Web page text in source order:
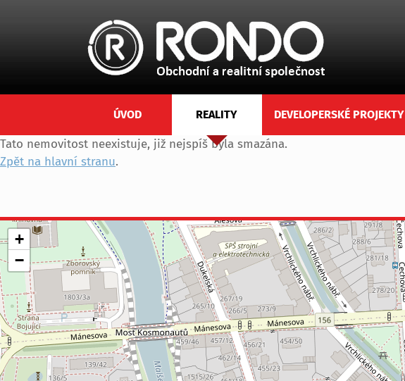
ÚVOD REALITY DEVELOPERSKÉ PROJEKTY
Tato nemovitost neexistuje, již nejspíš byla smazána.
Zpět na hlavní stranu.
+
−